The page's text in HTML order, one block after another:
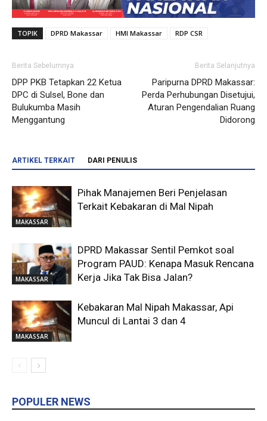
TOPIK DPRD Makassar HMI Makassar RDP CSR
Berita Sebelumnya
DPP PKB Tetapkan 22 Ketua
DPC di Sulsel, Bone dan
Bulukumba Masih
Menggantung
Berita Selanjutnya
Paripurna DPRD Makassar:
Perda Perhubungan Disetujui,
Aturan Pengendalian Ruang
Didorong
ARTIKEL TERKAIT DARI PENULIS
MAKASSAR
Pihak Manajemen Beri Penjelasan
Terkait Kebakaran di Mal Nipah
MAKASSAR
DPRD Makassar Sentil Pemkot soal
Program PAUD: Kenapa Masuk Rencana
Kerja Jika Tak Bisa Jalan?
MAKASSAR
Kebakaran Mal Nipah Makassar, Api
Muncul di Lantai 3 dan 4
POPULER NEWS